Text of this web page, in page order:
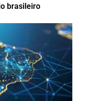
brasileiro